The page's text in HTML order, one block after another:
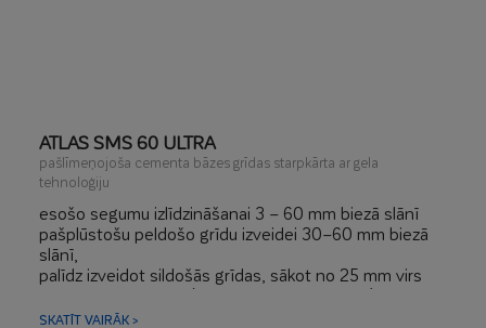
ATLAS SMS 60 ULTRA
pašlīmeņojoša cementa bāzes grīdas starpkārta ar gela
tehnoloģiju
esošo segumu izlīdzināšanai 3 – 60 mm biezā slānī
pašplūstošu peldošo grīdu izveidei 30–60 mm biezā
slānī,
palīdz izveidot sildošās grīdas, sākot no 25 mm virs
apkures instalācijas (zem standarta biezuma)
zem flīzēm, lamināta, paklājiem, parketa un dēļiem
SKATĪT VAIRĀK >